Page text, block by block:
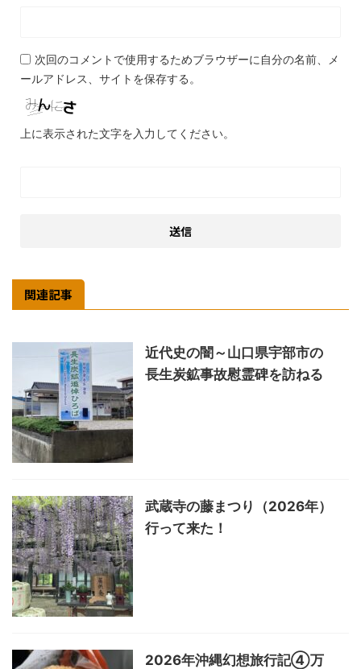
次回のコメントで使用するためブラウザーに自分の名前、メ
ールアドレス、サイトを保存する。
上に表示された文字を入力してください。
関連記事
近代史の闇～山口県宇部市の
長生炭鉱事故慰霊碑を訪ねる
武蔵寺の藤まつり（2026年）
行って来た！
2026年沖縄幻想旅行記④万